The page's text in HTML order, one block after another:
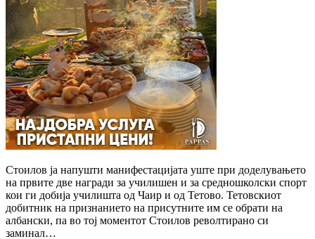
Стоилов ја напушти манифестацијата уште при доделувањето
на првите две награди за училишен и за средношколски спорт
кои ги добија училишта од Чаир и од Тетово. Тетовскиот
добитник на признанието на присутните им се обрати на
албански, па во тој моментот Стоилов револтирано си
заминал…